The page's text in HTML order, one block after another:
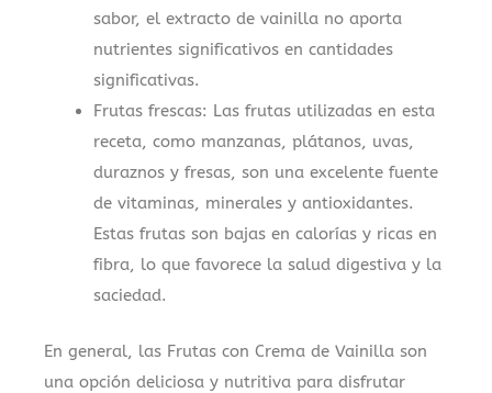
sabor, el extracto de vainilla no aporta
nutrientes significativos en cantidades
significativas.
Frutas frescas: Las frutas utilizadas en esta
receta, como manzanas, plátanos, uvas,
duraznos y fresas, son una excelente fuente
de vitaminas, minerales y antioxidantes.
Estas frutas son bajas en calorías y ricas en
fibra, lo que favorece la salud digestiva y la
saciedad.
En general, las Frutas con Crema de Vainilla son
una opción deliciosa y nutritiva para disfrutar